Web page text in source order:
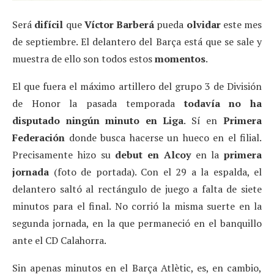
Será difícil queVíctor Barberá pueda olvidareste mes
de septiembre. El delantero del Barça está que se sale y
muestra de ello son todos estosmomentos.
El que fuera el máximo artillero del grupo 3 de División
de Honor la pasada temporadatodavía no ha
disputado ningún minuto en Liga. Sí enPrimera
Federación donde busca hacerse un hueco en el filial.
Precisamente hizo su debut en Alcoyen la primera
jornada (foto de portada). Con el 29 a la espalda, el
delantero saltó al rectángulo de juego a falta de siete
minutos para el final. No corrió la misma suerte en la
segunda jornada, en la que permaneció en el banquillo
ante el CD Calahorra.
Sin apenas minutos en el Barça Atlètic, es, en cambio,